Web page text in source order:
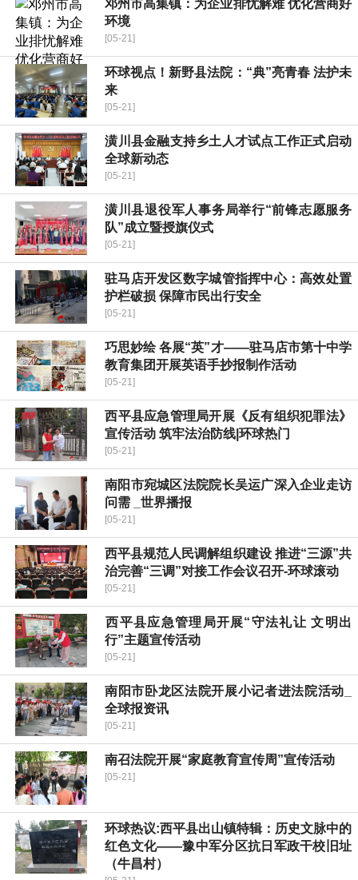
邓州市高集镇：为企业排忧解难 优化营商好
环境
[05-21]
环球视点！新野县法院：“典”亮青春 法护未
来
[05-21]
​潢川县金融支持乡土人才试点工作正式启动
全球新动态
[05-21]
潢川县退役军人事务局举行“前锋志愿服务
队”成立暨授旗仪式
[05-21]
驻马店开发区数字城管指挥中心：高效处置
护栏破损 保障市民出行安全
[05-21]
巧思妙绘 各展“英”才——驻马店市第十中学
教育集团开展英语手抄报制作活动
[05-21]
​西平县应急管理局开展《反有组织犯罪法》
宣传活动 筑牢法治防线|环球热门
[05-21]
南阳市宛城区法院院长吴运广深入企业走访
问需 _世界播报
[05-21]
​西平县规范人民调解组织建设 推进“三源”共
治完善“三调”对接工作会议召开-环球滚动
[05-21]
​西平县应急管理局开展“守法礼让 文明出
行”主题宣传活动
[05-21]
南阳市卧龙区法院开展小记者进法院活动_
全球报资讯
[05-21]
南召法院开展“家庭教育宣传周”宣传活动
[05-21]
环球热议:​西平县出山镇特辑：历史文脉中的
红色文化——豫中军分区抗日军政干校旧址
（牛昌村）